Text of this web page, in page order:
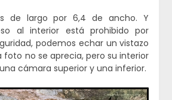
de largo por 6,4 de ancho. Y
al interior está prohibido por
podemos echar un vistazo
foto no se aprecia, pero su interior
cámara superior y una inferior.